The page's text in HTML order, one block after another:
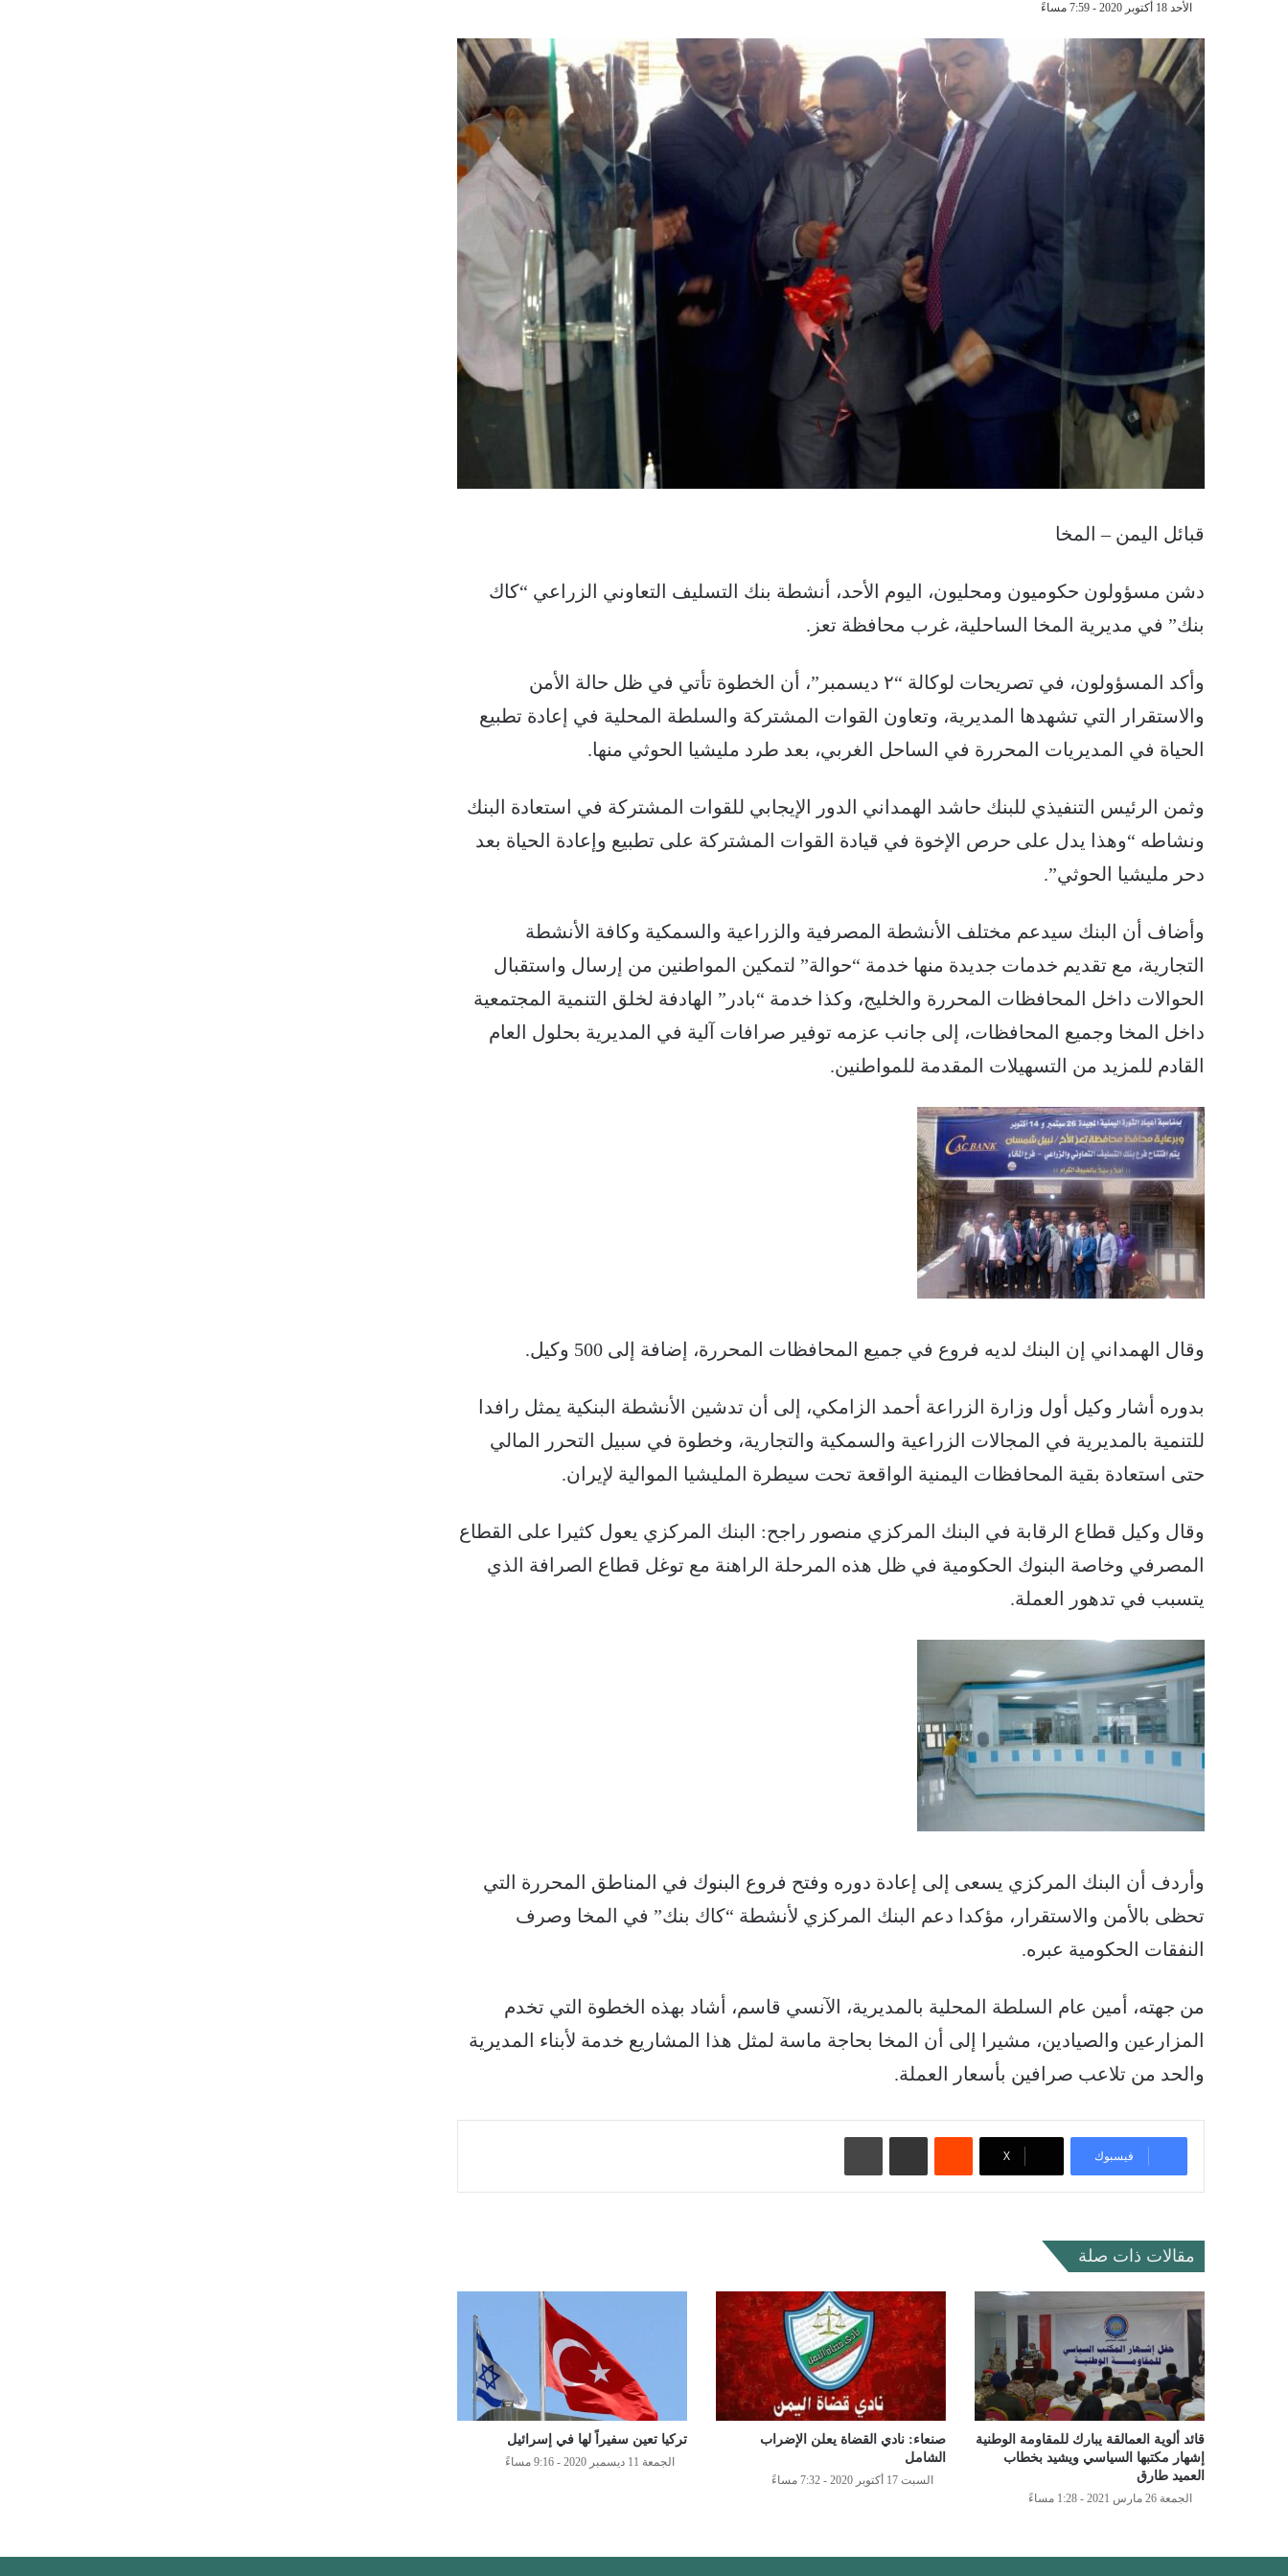
الأحد 18 أكتوبر 2020 - 7:59 مساءً
قبائل اليمن – المخا
دشن مسؤولون حكوميون ومحليون، اليوم الأحد، أنشطة بنك التسليف التعاوني الزراعي “كاك
بنك” في مديرية المخا الساحلية، غرب محافظة تعز.
وأكد المسؤولون، في تصريحات لوكالة “٢ ديسمبر”، أن الخطوة تأتي في ظل حالة الأمن
والاستقرار التي تشهدها المديرية، وتعاون القوات المشتركة والسلطة المحلية في إعادة تطبيع
الحياة في المديريات المحررة في الساحل الغربي، بعد طرد مليشيا الحوثي منها.
وثمن الرئيس التنفيذي للبنك حاشد الهمداني الدور الإيجابي للقوات المشتركة في استعادة البنك
ونشاطه “وهذا يدل على حرص الإخوة في قيادة القوات المشتركة على تطبيع وإعادة الحياة بعد
دحر مليشيا الحوثي”.
وأضاف أن البنك سيدعم مختلف الأنشطة المصرفية والزراعية والسمكية وكافة الأنشطة
التجارية، مع تقديم خدمات جديدة منها خدمة “حوالة” لتمكين المواطنين من إرسال واستقبال
الحوالات داخل المحافظات المحررة والخليج، وكذا خدمة “بادر” الهادفة لخلق التنمية المجتمعية
داخل المخا وجميع المحافظات، إلى جانب عزمه توفير صرافات آلية في المديرية بحلول العام
القادم للمزيد من التسهيلات المقدمة للمواطنين.
وقال الهمداني إن البنك لديه فروع في جميع المحافظات المحررة، إضافة إلى 500 وكيل.
بدوره أشار وكيل أول وزارة الزراعة أحمد الزامكي، إلى أن تدشين الأنشطة البنكية يمثل رافدا
للتنمية بالمديرية في المجالات الزراعية والسمكية والتجارية، وخطوة في سبيل التحرر المالي
حتى استعادة بقية المحافظات اليمنية الواقعة تحت سيطرة المليشيا الموالية لإيران.
وقال وكيل قطاع الرقابة في البنك المركزي منصور راجح: البنك المركزي يعول كثيرا على القطاع
المصرفي وخاصة البنوك الحكومية في ظل هذه المرحلة الراهنة مع توغل قطاع الصرافة الذي
يتسبب في تدهور العملة.
وأردف أن البنك المركزي يسعى إلى إعادة دوره وفتح فروع البنوك في المناطق المحررة التي
تحظى بالأمن والاستقرار، مؤكدا دعم البنك المركزي لأنشطة “كاك بنك” في المخا وصرف
النفقات الحكومية عبره.
من جهته، أمين عام السلطة المحلية بالمديرية، الآنسي قاسم، أشاد بهذه الخطوة التي تخدم
المزارعين والصيادين، مشيرا إلى أن المخا بحاجة ماسة لمثل هذا المشاريع خدمة لأبناء المديرية
والحد من تلاعب صرافين بأسعار العملة.
فيسبوك ‫X
مقالات ذات صلة
قائد ألوية العمالقة يبارك للمقاومة الوطنية
إشهار مكتبها السياسي ويشيد بخطاب
العميد طارق
الجمعة 26 مارس 2021 - 1:28 مساءً
صنعاء: نادي القضاة يعلن الإضراب
الشامل
السبت 17 أكتوبر 2020 - 7:32 مساءً
تركيا تعين سفيراً لها في إسرائيل
الجمعة 11 ديسمبر 2020 - 9:16 مساءً